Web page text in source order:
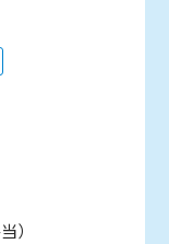
）